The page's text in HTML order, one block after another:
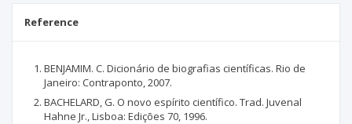
Reference
BENJAMIM. C. Dicionário de biografias científicas. Rio de
Janeiro: Contraponto, 2007.
BACHELARD, G. O novo espírito científico. Trad. Juvenal
Hahne Jr., Lisboa: Edições 70, 1996.